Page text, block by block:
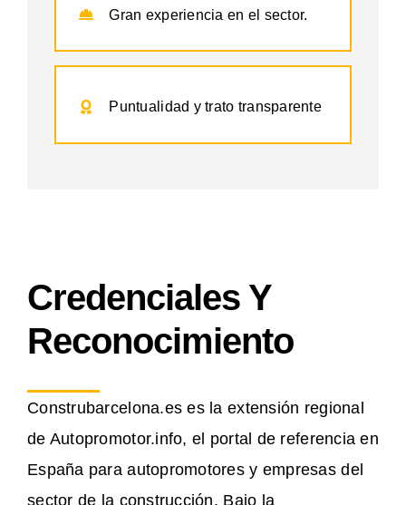
Gran experiencia en el sector.
Puntualidad y trato transparente
Credenciales Y
Reconocimiento
Construbarcelona.es es la extensión regional
de Autopromotor.info, el portal de referencia en
España para autopromotores y empresas del
sector de la construcción. Bajo la